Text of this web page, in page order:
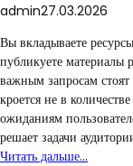
admin27.03.2026
Вы вкладываете
публикуете материалы
важным запросам
кроется не в
ожиданиям
решает задачи
Читать дальше…